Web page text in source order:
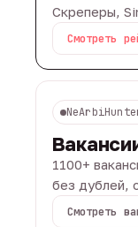
Скреперы,
Смотреть
1100+
без дублей,
Смотреть